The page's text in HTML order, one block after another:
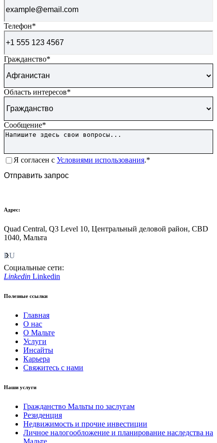
Телефон*
Гражданство*
Область интересов*
Сообщение*
Согласие*
Я согласен с Условиями использования.*
Отправить запрос
Адрес:
Quad Central, Q3 Level 10, Центральный деловой район, CBD
1040, Мальта
RU
Социальные сети:
Linkedin Linkedin
Полезные ссылки
Главная
О нас
О Мальте
Услуги
Инсайты
Карьера
Свяжитесь с нами
Наши услуги
Гражданство Мальты по заслугам
Резиденция
Недвижимость и прочие инвестиции
Личное налогообложение и планирование наследства на